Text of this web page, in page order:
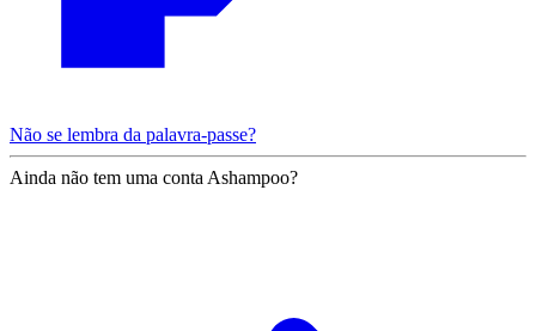
Não se lembra da palavra-passe?
Ainda não tem uma conta Ashampoo?